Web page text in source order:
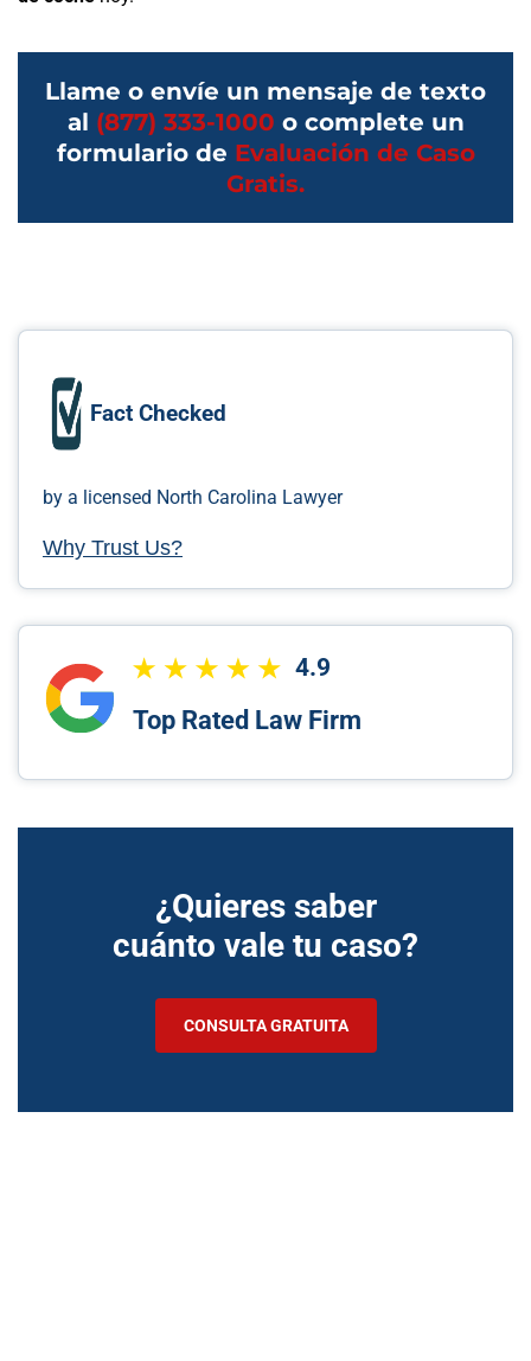
Llame o envíe un mensaje de texto
al (877) 333-1000 o complete un
formulario de Evaluación de Caso
Gratis.
Fact Checked
by a licensed North Carolina Lawyer
Why Trust Us?
4.9
Top Rated Law Firm
¿Quieres saber
cuánto vale tu caso?
CONSULTA GRATUITA